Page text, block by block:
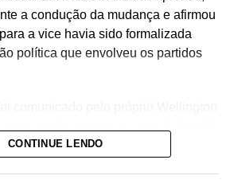
a condução da mudança e afirmou
a vice havia sido formalizada
política que envolveu os partidos
quinta-feira (6), quando o PL
CONTINUE LENDO